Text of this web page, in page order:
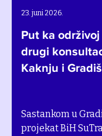
28. maj 2026.
Bh. zajednice
prikupljaju
Predstavnici iz
gradova u Bosni i